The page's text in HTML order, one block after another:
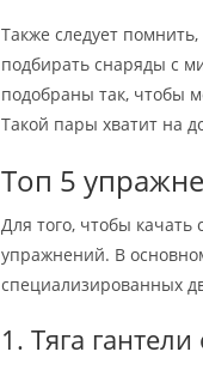
Также следует
подбирать снаряды с
подобраны так, чтобы
Такой пары хватит на
Топ 5
Для того, чтобы
упражнений. В
специализированных
1. Тяга